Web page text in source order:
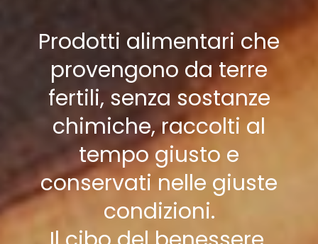
Prodotti alimentari che
provengono da terre
fertili, senza sostanze
chimiche, raccolti al
tempo giusto e
conservati nelle giuste
condizioni.